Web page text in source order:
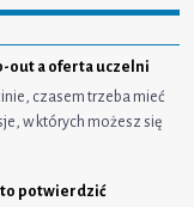
out a oferta uczelni
czasem trzeba mieć
w których możesz się
to potwierdzić